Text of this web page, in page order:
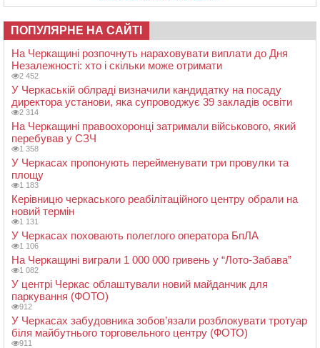
ПОПУЛЯРНЕ НА САЙТІ
На Черкащині розпочнуть нараховувати виплати до Дня
Незалежності: хто і скільки може отримати
2 452
У Черкаській облраді визначили кандидатку на посаду
директора установи, яка супроводжує 39 закладів освіти
2 314
На Черкащині правоохоронці затримали військового, який
перебував у СЗЧ
1 358
У Черкасах пропонують перейменувати три провулки та
площу
1 183
Керівницю черкаського реабілітаційного центру обрали на
новий термін
1 131
У Черкасах поховають полеглого оператора БпЛА
1 106
На Черкащині виграли 1 000 000 гривень у “Лото-Забава”
1 082
У центрі Черкас облаштували новий майданчик для
паркування (ФОТО)
912
У Черкасах забудовника зобов’язали розблокувати тротуар
біля майбутнього торговельного центру (ФОТО)
911